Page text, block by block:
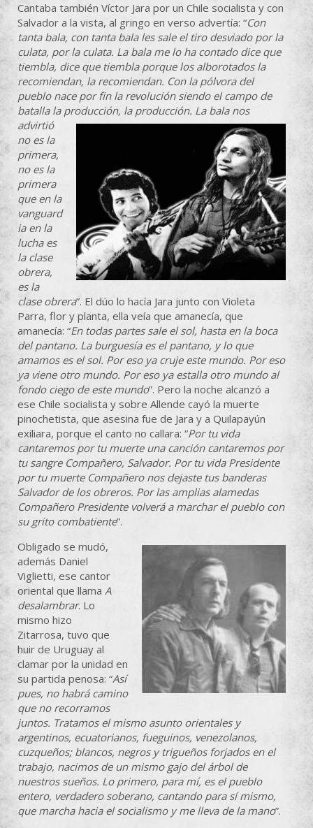
Cantaba también Víctor Jara por un Chile socialista y con
Salvador a la vista, al gringo en verso advertía: “Con
tanta bala, con tanta bala les sale el tiro desviado por la
culata, por la culata. La bala me lo ha contado dice que
tiembla, dice que tiembla porque los alborotados la
recomiendan, la recomiendan. Con la pólvora del
pueblo nace por fin la revolución siendo el campo de
batalla la producción, la producción. La bala nos
advirtió
no es la
primera,
no es la
primera
que en la
vanguard
ia en la
lucha es
la clase
obrera,
es la
clase obrera”. El dúo lo hacía Jara junto con Violeta
Parra, flor y planta, ella veía que amanecía, que
amanecía: “En todas partes sale el sol, hasta en la boca
del pantano. La burguesía es el pantano, y lo que
amamos es el sol. Por eso ya cruje este mundo. Por eso
ya viene otro mundo. Por eso ya estalla otro mundo al
fondo ciego de este mundo”. Pero la noche alcanzó a
ese Chile socialista y sobre Allende cayó la muerte
pinochetista, que asesina fue de Jara y a Quilapayún
exiliara, porque el canto no callara: “Por tu vida
cantaremos por tu muerte una canción cantaremos por
tu sangre Compañero, Salvador. Por tu vida Presidente
por tu muerte Compañero nos dejaste tus banderas
Salvador de los obreros. Por las amplias alamedas
Compañero Presidente volverá a marchar el pueblo con
su grito combatiente”.
Obligado se mudó,
además Daniel
Viglietti, ese cantor
oriental que llama A
desalambrar. Lo
mismo hizo
Zitarrosa, tuvo que
huir de Uruguay al
clamar por la unidad en
su partida penosa: “Así
pues, no habrá camino
que no recorramos
juntos. Tratamos el mismo asunto orientales y
argentinos, ecuatorianos, fueguinos, venezolanos,
cuzqueños; blancos, negros y trigueños forjados en el
trabajo, nacimos de un mismo gajo del árbol de
nuestros sueños. Lo primero, para mí, es el pueblo
entero, verdadero soberano, cantando para sí mismo,
que marcha hacia el socialismo y me lleva de la mano”.